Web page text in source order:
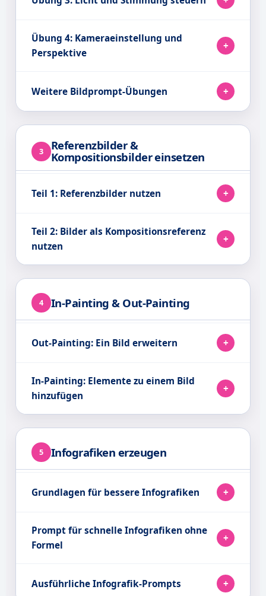
Übung 4: Kameraeinstellung und
Perspektive
Weitere Bildprompt-Übungen
3
Referenzbilder &
Kompositionsbilder einsetzen
Teil 1: Referenzbilder nutzen
Teil 2: Bilder als Kompositionsreferenz
nutzen
4 In-Painting & Out-Painting
Out-Painting: Ein Bild erweitern
In-Painting: Elemente zu einem Bild
hinzufügen
5 Infografiken erzeugen
Grundlagen für bessere Infografiken
Prompt für schnelle Infografiken ohne
Formel
Ausführliche Infografik-Prompts